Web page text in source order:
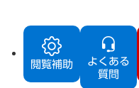
閲覧補助
よくある
質問